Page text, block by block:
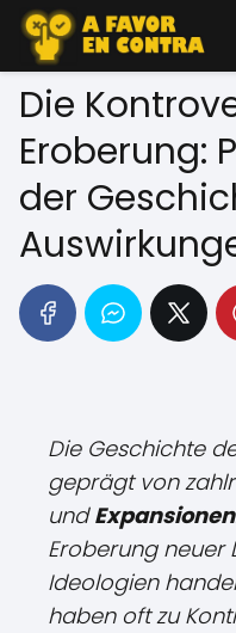
Die
Eroberung:
der
Die Geschichte
geprägt von
undExpansionen
Eroberung neuer
Ideologien
haben oft zu